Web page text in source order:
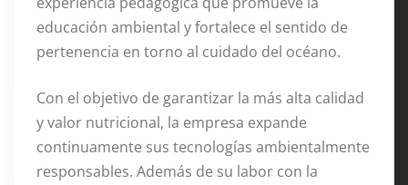
educación ambiental y fortalece el sentido de
pertenencia en torno al cuidado del océano.
Con el objetivo de garantizar la más alta calidad
y valor nutricional, la empresa expande
continuamente sus tecnologías ambientalmente
responsables. Además de su labor con la